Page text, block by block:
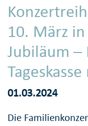
10. März
Jubiläum –
01.03.2024
Die